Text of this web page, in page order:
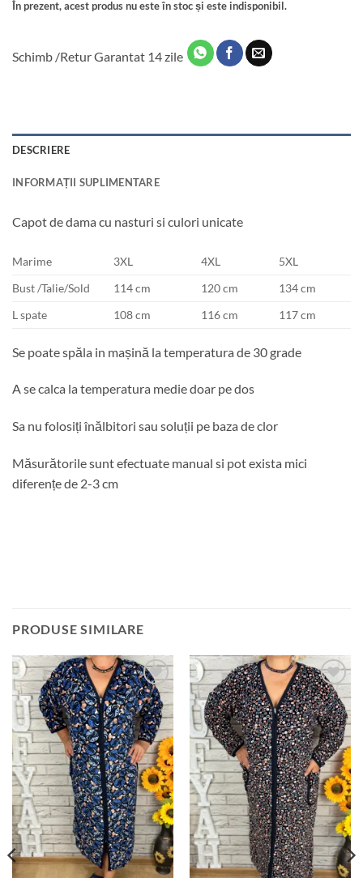
În prezent, acest produs nu este în stoc și este indisponibil.
Schimb /Retur Garantat 14 zile
DESCRIERE
INFORMAȚII SUPLIMENTARE
Capot de dama cu nasturi si culori unicate
Marime 3XL 4XL
5XL
Bust /Talie/Sold
114 cm 120 cm
134 cm
L spate
108 cm 116 cm 117 cm
Se poate spăla in mașină la temperatura de 30 grade
A se calca la temperatura medie doar pe dos
Sa nu folosiți înălbitori sau soluții pe baza de clor
Măsurătorile sunt efectuate manual si pot exista mici
diferențe de 2-3 cm
PRODUSE SIMILARE
Adauga
la
favorite
Adauga
la
favorite